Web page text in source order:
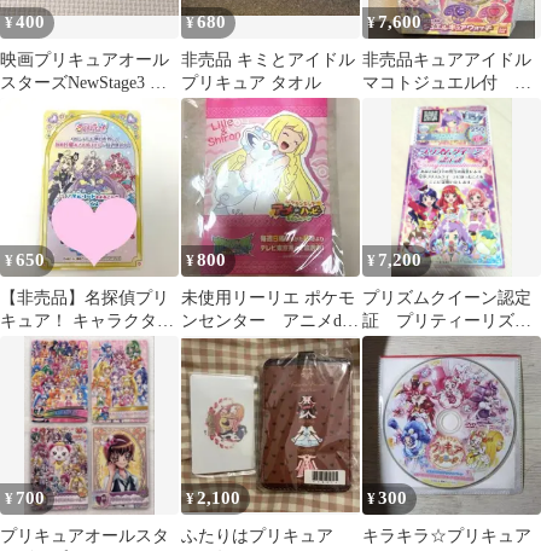
¥400
映画プリキュアオール
スターズNewStage3 永
遠のともだち にんてい
しょう
¥680
非売品 キミとアイドル
プリキュア タオル
¥7,600
非売品キュアアイドル
マコトジュエル付 名
探偵プリキュア ジュエ
ルキュアウォッチ
¥650
【非売品】名探偵プリ
キュア！ キャラクター
ボイスカード
¥800
未使用リーリエ ポケモ
ンセンター アニメde
ハッピーステッカー
非売品
¥ 7,200
プリズムクイーン認定
証 プリティーリズ
ム 非売品
¥ 700
プリキュアオールスタ
¥2,100
ふたりはプリキュア
¥300
キラキラ☆プリキュア